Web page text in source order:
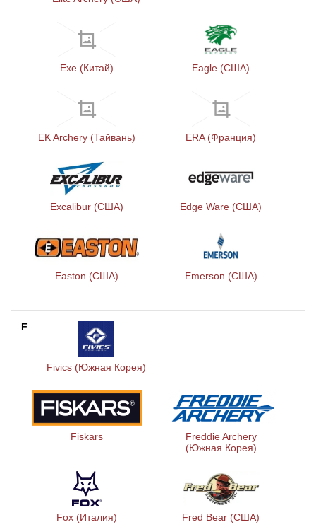
Exe (Китай) Eagle (США)
EK Archery (Тайвань) ERA (Франция)
Excalibur (США) Edge Ware (США)
Easton (США) Emerson (США)
F
Fivics (Южная Корея)
Fiskars
Freddie Archery
(Южная Корея)
Fox (Италия) Fred Bear (США)